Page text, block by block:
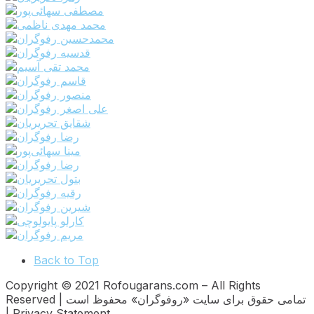
Back to Top
Copyright © 2021 Rofougarans.com – All Rights
Reserved | تمامی حقوق برای سایت «روفوگران» محفوظ است